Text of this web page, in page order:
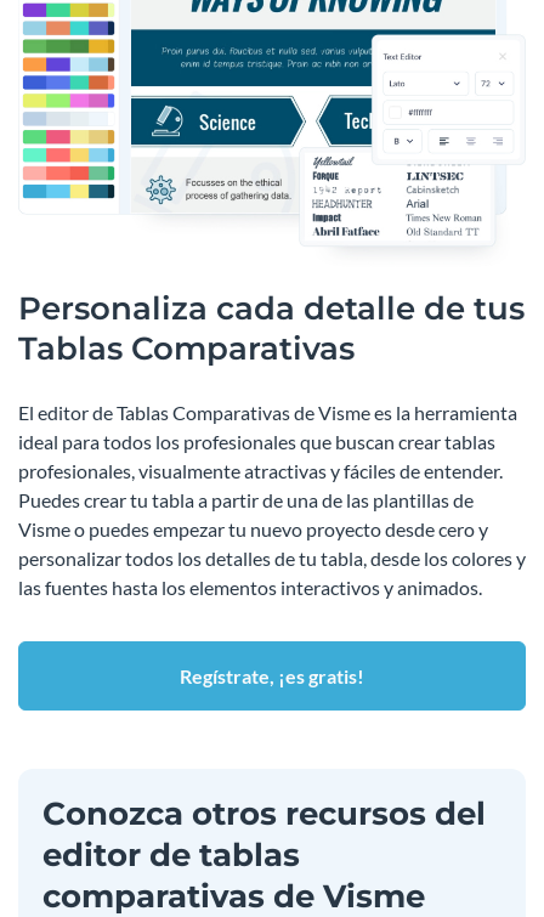
Personaliza cada detalle de tus
Tablas Comparativas
El editor de Tablas Comparativas de Visme es la herramienta
ideal para todos los profesionales que buscan crear tablas
profesionales, visualmente atractivas y fáciles de entender.
Puedes crear tu tabla a partir de una de las plantillas de
Visme o puedes empezar tu nuevo proyecto desde cero y
personalizar todos los detalles de tu tabla, desde los colores y
las fuentes hasta los elementos interactivos y animados.
Regístrate, ¡es gratis!
Conozca otros recursos del
editor de tablas
comparativas de Visme